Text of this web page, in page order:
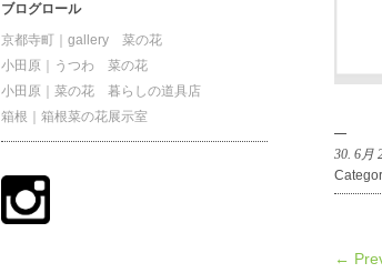
ブログロール
京都寺町｜gallery 菜の花
小田原｜うつわ 菜の花
小田原｜菜の花 暮らしの道具店
箱根｜箱根菜の花展示室
30. 6月
←